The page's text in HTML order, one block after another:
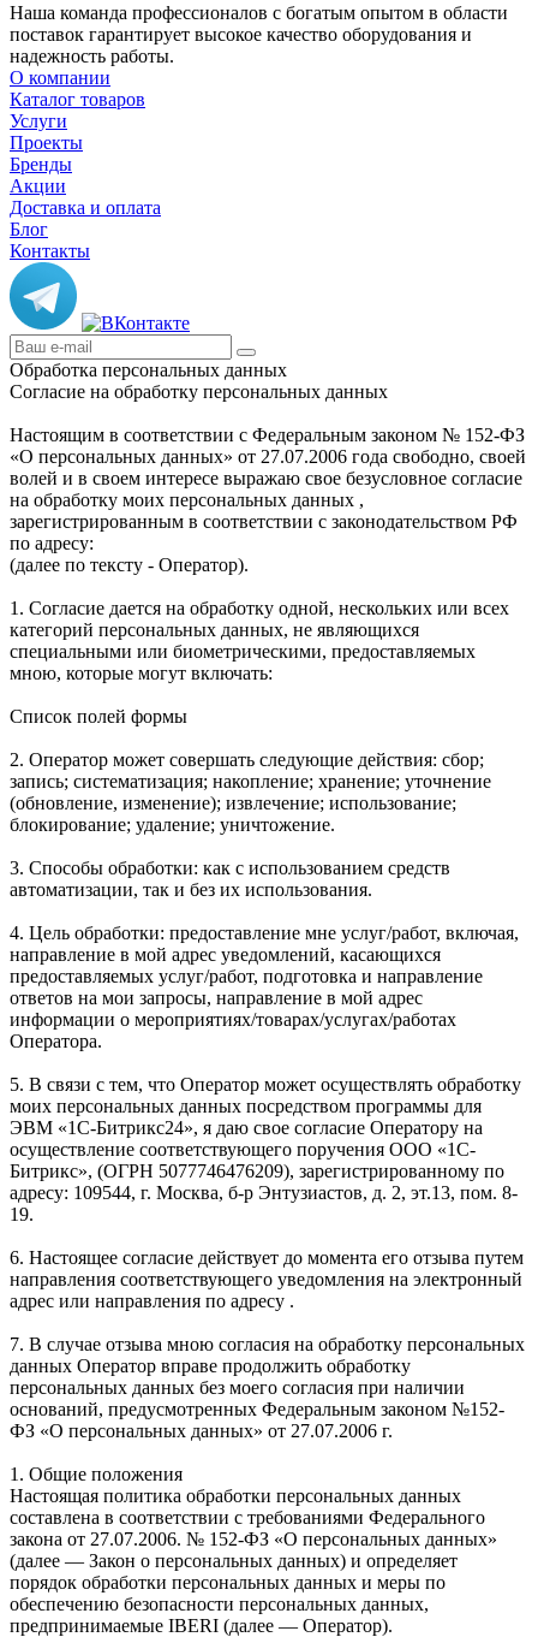
Наша команда профессионалов с богатым опытом в области
поставок гарантирует высокое качество оборудования и
надежность работы.
О компании
Каталог товаров
Услуги
Проекты
Бренды
Акции
Доставка и оплата
Блог
Контакты
Обработка персональных данных
Согласие на обработку персональных данных
Настоящим в соответствии с Федеральным законом № 152-ФЗ
«О персональных данных» от 27.07.2006 года свободно, своей
волей и в своем интересе выражаю свое безусловное согласие
на обработку моих персональных данных ,
зарегистрированным в соответствии с законодательством РФ
по адресу:
(далее по тексту - Оператор).
1. Согласие дается на обработку одной, нескольких или всех
категорий персональных данных, не являющихся
специальными или биометрическими, предоставляемых
мною, которые могут включать:
Список полей формы
2. Оператор может совершать следующие действия: сбор;
запись; систематизация; накопление; хранение; уточнение
(обновление, изменение); извлечение; использование;
блокирование; удаление; уничтожение.
3. Способы обработки: как с использованием средств
автоматизации, так и без их использования.
4. Цель обработки: предоставление мне услуг/работ, включая,
направление в мой адрес уведомлений, касающихся
предоставляемых услуг/работ, подготовка и направление
ответов на мои запросы, направление в мой адрес
информации о мероприятиях/товарах/услугах/работах
Оператора.
5. В связи с тем, что Оператор может осуществлять обработку
моих персональных данных посредством программы для
ЭВМ «1С-Битрикс24», я даю свое согласие Оператору на
осуществление соответствующего поручения ООО «1С-
Битрикс», (ОГРН 5077746476209), зарегистрированному по
адресу: 109544, г. Москва, б-р Энтузиастов, д. 2, эт.13, пом. 8-
19.
6. Настоящее согласие действует до момента его отзыва путем
направления соответствующего уведомления на электронный
адрес или направления по адресу .
7. В случае отзыва мною согласия на обработку персональных
данных Оператор вправе продолжить обработку
персональных данных без моего согласия при наличии
оснований, предусмотренных Федеральным законом №152-
ФЗ «О персональных данных» от 27.07.2006 г.
1. Общие положения
Настоящая политика обработки персональных данных
составлена в соответствии с требованиями Федерального
закона от 27.07.2006. № 152-ФЗ «О персональных данных»
(далее — Закон о персональных данных) и определяет
порядок обработки персональных данных и меры по
обеспечению безопасности персональных данных,
предпринимаемые IBERI (далее — Оператор).